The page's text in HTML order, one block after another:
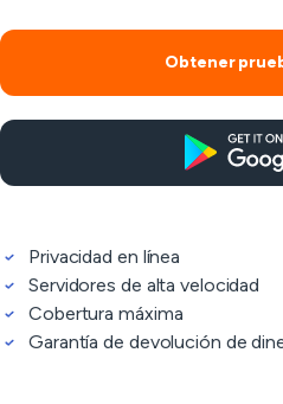
Obtener
Privacidad en línea
Servidores de alta velocidad
Cobertura máxima
Garantía de devolución de